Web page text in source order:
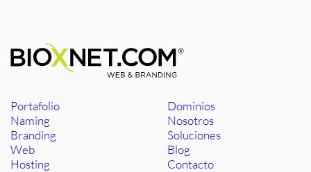
Portafolio
Naming
Branding
Web
Hosting
Dominios
Nosotros
Soluciones
Blog
Contacto